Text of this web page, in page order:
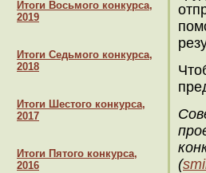
Итоги Восьмого конкурса,
2019
Итоги Седьмого конкурса,
2018
Итоги Шестого конкурса,
2017
Итоги Пятого конкурса,
2016
(